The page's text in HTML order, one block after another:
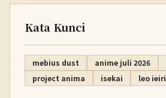
Kata Kunci
mebius dust anime juli 2026
project anima
isekai leo ieiri